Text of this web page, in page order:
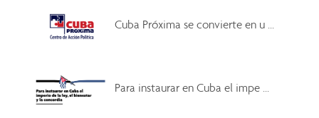
Cuba Próxima se convierte en u ...
Para instaurar en Cuba el impe ...